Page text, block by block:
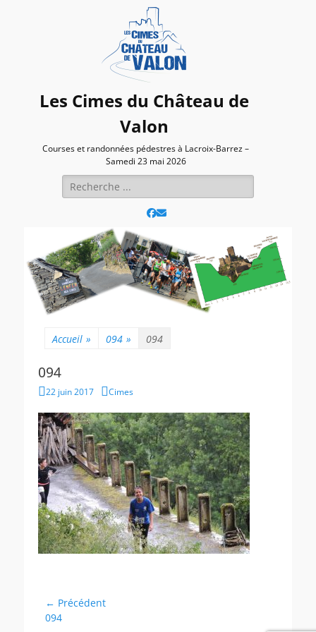
Les Cimes du Château de
Valon
Courses et randonnées pédestres à Lacroix-Barrez –
Samedi 23 mai 2026
Rechercher :
Facebook
E-
Accueil » 094 » 094
094
Posted
22 juin 2017 Author
Cimes
Navigation
de
← Précédent
Article
094